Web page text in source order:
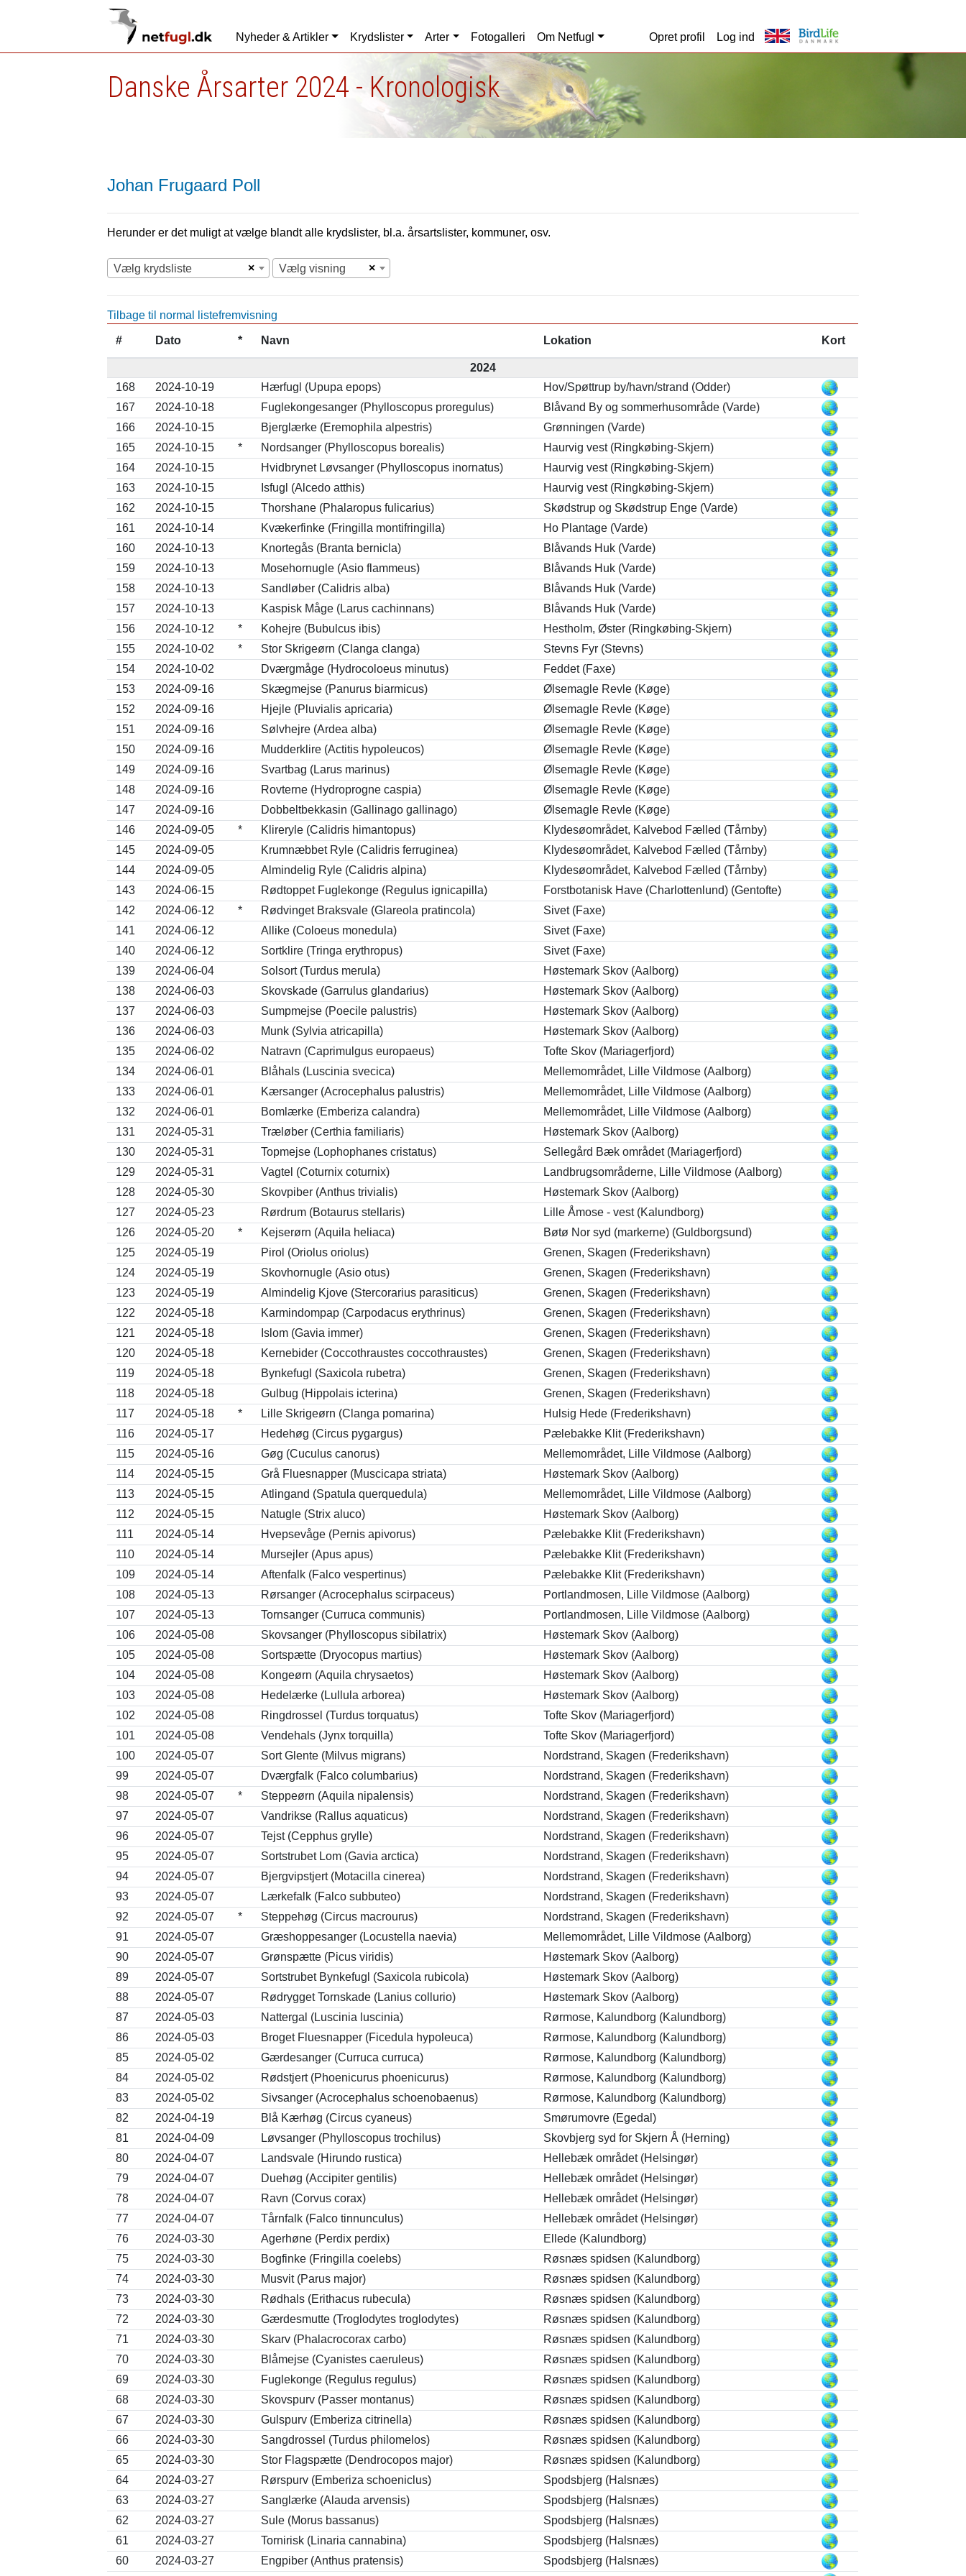
Nyheder & Artikler Krydslister Arter Fotogalleri Om Netfugl Opret profil Log ind
Danske Årsarter 2024 - Kronologisk
Johan Frugaard Poll
Herunder er det muligt at vælge blandt alle krydslister, bl.a. årsartslister, kommuner, osv.
×
Vælg krydsliste ×
Vælg visning
Tilbage til normal listefremvisning
# Dato * Navn Lokation Kort
2024
168
2024-10-19 Hærfugl (Upupa epops)
Hov/Spøttrup by/havn/strand (Odder)
167
2024-10-18 Fuglekongesanger (Phylloscopus proregulus)
Blåvand By og sommerhusområde (Varde)
166
2024-10-15 Bjerglærke (Eremophila alpestris)
Grønningen (Varde)
165
2024-10-15 * Nordsanger (Phylloscopus borealis)
Haurvig vest (Ringkøbing-Skjern)
164
2024-10-15 Hvidbrynet Løvsanger (Phylloscopus inornatus)
Haurvig vest (Ringkøbing-Skjern)
163
2024-10-15 Isfugl (Alcedo atthis)
Haurvig vest (Ringkøbing-Skjern)
162
2024-10-15 Thorshane (Phalaropus fulicarius)
Skødstrup og Skødstrup Enge (Varde)
161
2024-10-14 Kvækerfinke (Fringilla montifringilla)
Ho Plantage (Varde)
160
2024-10-13 Knortegås (Branta bernicla)
Blåvands Huk (Varde)
159
2024-10-13 Mosehornugle (Asio flammeus)
Blåvands Huk (Varde)
158
2024-10-13 Sandløber (Calidris alba)
Blåvands Huk (Varde)
157
2024-10-13 Kaspisk Måge (Larus cachinnans)
Blåvands Huk (Varde)
156
2024-10-12 * Kohejre (Bubulcus ibis)
Hestholm, Øster (Ringkøbing-Skjern)
155
2024-10-02 * Stor Skrigeørn (Clanga clanga)
Stevns Fyr (Stevns)
154
2024-10-02 Dværgmåge (Hydrocoloeus minutus)
Feddet (Faxe)
153
2024-09-16 Skægmejse (Panurus biarmicus)
Ølsemagle Revle (Køge)
152
2024-09-16 Hjejle (Pluvialis apricaria)
Ølsemagle Revle (Køge)
151
2024-09-16 Sølvhejre (Ardea alba)
Ølsemagle Revle (Køge)
150
2024-09-16 Mudderklire (Actitis hypoleucos)
Ølsemagle Revle (Køge)
149
2024-09-16 Svartbag (Larus marinus)
Ølsemagle Revle (Køge)
148
2024-09-16 Rovterne (Hydroprogne caspia)
Ølsemagle Revle (Køge)
147
2024-09-16 Dobbeltbekkasin (Gallinago gallinago)
Ølsemagle Revle (Køge)
146
2024-09-05 * Klireryle (Calidris himantopus)
Klydesøområdet, Kalvebod Fælled (Tårnby)
145
2024-09-05 Krumnæbbet Ryle (Calidris ferruginea)
Klydesøområdet, Kalvebod Fælled (Tårnby)
144
2024-09-05 Almindelig Ryle (Calidris alpina)
Klydesøområdet, Kalvebod Fælled (Tårnby)
143
2024-06-15 Rødtoppet Fuglekonge (Regulus ignicapilla)
Forstbotanisk Have (Charlottenlund) (Gentofte)
142
2024-06-12 * Rødvinget Braksvale (Glareola pratincola)
Sivet (Faxe)
141
2024-06-12 Allike (Coloeus monedula)
Sivet (Faxe)
140
2024-06-12 Sortklire (Tringa erythropus)
Sivet (Faxe)
139
2024-06-04 Solsort (Turdus merula)
Høstemark Skov (Aalborg)
138
2024-06-03 Skovskade (Garrulus glandarius)
Høstemark Skov (Aalborg)
137
2024-06-03 Sumpmejse (Poecile palustris)
Høstemark Skov (Aalborg)
136
2024-06-03 Munk (Sylvia atricapilla)
Høstemark Skov (Aalborg)
135
2024-06-02 Natravn (Caprimulgus europaeus)
Tofte Skov (Mariagerfjord)
134
2024-06-01 Blåhals (Luscinia svecica)
Mellemområdet, Lille Vildmose (Aalborg)
133
2024-06-01 Kærsanger (Acrocephalus palustris)
Mellemområdet, Lille Vildmose (Aalborg)
132
2024-06-01 Bomlærke (Emberiza calandra)
Mellemområdet, Lille Vildmose (Aalborg)
131
2024-05-31 Træløber (Certhia familiaris)
Høstemark Skov (Aalborg)
130
2024-05-31 Topmejse (Lophophanes cristatus)
Sellegård Bæk området (Mariagerfjord)
129
2024-05-31 Vagtel (Coturnix coturnix)
Landbrugsområderne, Lille Vildmose (Aalborg)
128
2024-05-30 Skovpiber (Anthus trivialis)
Høstemark Skov (Aalborg)
127
2024-05-23 Rørdrum (Botaurus stellaris)
Lille Åmose - vest (Kalundborg)
126
2024-05-20 * Kejserørn (Aquila heliaca)
Bøtø Nor syd (markerne) (Guldborgsund)
125
2024-05-19 Pirol (Oriolus oriolus)
Grenen, Skagen (Frederikshavn)
124
2024-05-19 Skovhornugle (Asio otus)
Grenen, Skagen (Frederikshavn)
123
2024-05-19 Almindelig Kjove (Stercorarius parasiticus)
Grenen, Skagen (Frederikshavn)
122
2024-05-18 Karmindompap (Carpodacus erythrinus)
Grenen, Skagen (Frederikshavn)
121
2024-05-18 Islom (Gavia immer)
Grenen, Skagen (Frederikshavn)
120
2024-05-18 Kernebider (Coccothraustes coccothraustes)
Grenen, Skagen (Frederikshavn)
119
2024-05-18 Bynkefugl (Saxicola rubetra)
Grenen, Skagen (Frederikshavn)
118
2024-05-18 Gulbug (Hippolais icterina)
Grenen, Skagen (Frederikshavn)
117
2024-05-18 * Lille Skrigeørn (Clanga pomarina)
Hulsig Hede (Frederikshavn)
116
2024-05-17 Hedehøg (Circus pygargus)
Pælebakke Klit (Frederikshavn)
115
2024-05-16 Gøg (Cuculus canorus)
Mellemområdet, Lille Vildmose (Aalborg)
114
2024-05-15 Grå Fluesnapper (Muscicapa striata)
Høstemark Skov (Aalborg)
113
2024-05-15 Atlingand (Spatula querquedula)
Mellemområdet, Lille Vildmose (Aalborg)
112
2024-05-15 Natugle (Strix aluco)
Høstemark Skov (Aalborg)
111
2024-05-14 Hvepsevåge (Pernis apivorus)
Pælebakke Klit (Frederikshavn)
110
2024-05-14 Mursejler (Apus apus)
Pælebakke Klit (Frederikshavn)
109
2024-05-14 Aftenfalk (Falco vespertinus)
Pælebakke Klit (Frederikshavn)
108
2024-05-13 Rørsanger (Acrocephalus scirpaceus)
Portlandmosen, Lille Vildmose (Aalborg)
107
2024-05-13 Tornsanger (Curruca communis)
Portlandmosen, Lille Vildmose (Aalborg)
106
2024-05-08 Skovsanger (Phylloscopus sibilatrix)
Høstemark Skov (Aalborg)
105
2024-05-08 Sortspætte (Dryocopus martius)
Høstemark Skov (Aalborg)
104
2024-05-08 Kongeørn (Aquila chrysaetos)
Høstemark Skov (Aalborg)
103
2024-05-08 Hedelærke (Lullula arborea)
Høstemark Skov (Aalborg)
102
2024-05-08 Ringdrossel (Turdus torquatus)
Tofte Skov (Mariagerfjord)
101
2024-05-08 Vendehals (Jynx torquilla)
Tofte Skov (Mariagerfjord)
100
2024-05-07 Sort Glente (Milvus migrans)
Nordstrand, Skagen (Frederikshavn)
99
2024-05-07 Dværgfalk (Falco columbarius)
Nordstrand, Skagen (Frederikshavn)
98
2024-05-07 * Steppeørn (Aquila nipalensis)
Nordstrand, Skagen (Frederikshavn)
97
2024-05-07 Vandrikse (Rallus aquaticus)
Nordstrand, Skagen (Frederikshavn)
96
2024-05-07 Tejst (Cepphus grylle)
Nordstrand, Skagen (Frederikshavn)
95
2024-05-07 Sortstrubet Lom (Gavia arctica)
Nordstrand, Skagen (Frederikshavn)
94
2024-05-07 Bjergvipstjert (Motacilla cinerea)
Nordstrand, Skagen (Frederikshavn)
93
2024-05-07 Lærkefalk (Falco subbuteo)
Nordstrand, Skagen (Frederikshavn)
92
2024-05-07 * Steppehøg (Circus macrourus)
Nordstrand, Skagen (Frederikshavn)
91
2024-05-07 Græshoppesanger (Locustella naevia)
Mellemområdet, Lille Vildmose (Aalborg)
90
2024-05-07 Grønspætte (Picus viridis)
Høstemark Skov (Aalborg)
89
2024-05-07 Sortstrubet Bynkefugl (Saxicola rubicola)
Høstemark Skov (Aalborg)
88
2024-05-07 Rødrygget Tornskade (Lanius collurio)
Høstemark Skov (Aalborg)
87
2024-05-03 Nattergal (Luscinia luscinia)
Rørmose, Kalundborg (Kalundborg)
86
2024-05-03 Broget Fluesnapper (Ficedula hypoleuca)
Rørmose, Kalundborg (Kalundborg)
85
2024-05-02 Gærdesanger (Curruca curruca)
Rørmose, Kalundborg (Kalundborg)
84
2024-05-02 Rødstjert (Phoenicurus phoenicurus)
Rørmose, Kalundborg (Kalundborg)
83
2024-05-02 Sivsanger (Acrocephalus schoenobaenus)
Rørmose, Kalundborg (Kalundborg)
82
2024-04-19 Blå Kærhøg (Circus cyaneus)
Smørumovre (Egedal)
81
2024-04-09 Løvsanger (Phylloscopus trochilus)
Skovbjerg syd for Skjern Å (Herning)
80
2024-04-07 Landsvale (Hirundo rustica)
Hellebæk området (Helsingør)
79
2024-04-07 Duehøg (Accipiter gentilis)
Hellebæk området (Helsingør)
78
2024-04-07 Ravn (Corvus corax)
Hellebæk området (Helsingør)
77
2024-04-07 Tårnfalk (Falco tinnunculus)
Hellebæk området (Helsingør)
76
2024-03-30 Agerhøne (Perdix perdix)
Ellede (Kalundborg)
75
2024-03-30 Bogfinke (Fringilla coelebs)
Røsnæs spidsen (Kalundborg)
74
2024-03-30 Musvit (Parus major)
Røsnæs spidsen (Kalundborg)
73
2024-03-30 Rødhals (Erithacus rubecula)
Røsnæs spidsen (Kalundborg)
72
2024-03-30 Gærdesmutte (Troglodytes troglodytes)
Røsnæs spidsen (Kalundborg)
71
2024-03-30 Skarv (Phalacrocorax carbo)
Røsnæs spidsen (Kalundborg)
70
2024-03-30 Blåmejse (Cyanistes caeruleus)
Røsnæs spidsen (Kalundborg)
69
2024-03-30 Fuglekonge (Regulus regulus)
Røsnæs spidsen (Kalundborg)
68
2024-03-30 Skovspurv (Passer montanus)
Røsnæs spidsen (Kalundborg)
67
2024-03-30 Gulspurv (Emberiza citrinella)
Røsnæs spidsen (Kalundborg)
66
2024-03-30 Sangdrossel (Turdus philomelos)
Røsnæs spidsen (Kalundborg)
65
2024-03-30 Stor Flagspætte (Dendrocopos major)
Røsnæs spidsen (Kalundborg)
64
2024-03-27 Rørspurv (Emberiza schoeniclus)
Spodsbjerg (Halsnæs)
63
2024-03-27 Sanglærke (Alauda arvensis)
Spodsbjerg (Halsnæs)
62
2024-03-27 Sule (Morus bassanus)
Spodsbjerg (Halsnæs)
61
2024-03-27 Tornirisk (Linaria cannabina)
Spodsbjerg (Halsnæs)
60
2024-03-27 Engpiber (Anthus pratensis)
Spodsbjerg (Halsnæs)